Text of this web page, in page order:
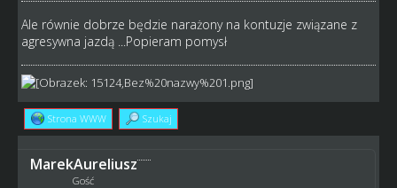
Ale równie dobrze będzie narażony na kontuzje związane z
agresywna jazdą ...Popieram pomysł
Strona WWW Szukaj
MarekAureliusz
Gość